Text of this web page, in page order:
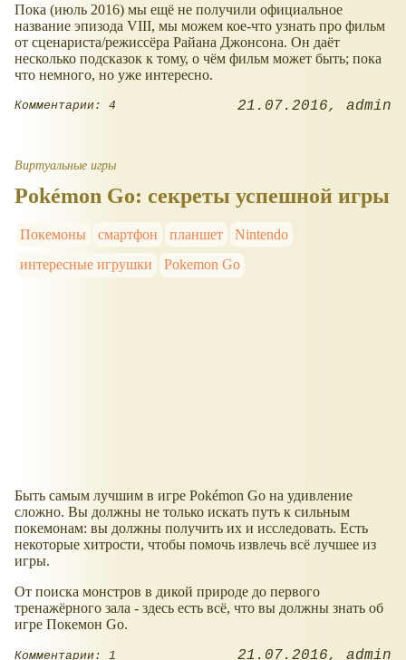
Пока (июль 2016) мы ещё не получили официальное
название эпизода VIII, мы можем кое-что узнать про фильм
от сценариста/режиссёра Райана Джонсона. Он даёт
несколько подсказок к тому, о чём фильм может быть; пока
что немного, но уже интересно.
Комментарии: 4 21.07.2016 admin
Виртуальные игры
Pokémon Go: секреты успешной игры
Покемоны смартфон планшет
Nintendo
интересные игрушки
Pokemon Go
Быть самым лучшим в игре Pokémon Go на удивление
сложно. Вы должны не только искать путь к сильным
покемонам: вы должны получить их и исследовать. Есть
некоторые хитрости, чтобы помочь извлечь всё лучшее из
игры.
От поиска монстров в дикой природе до первого
тренажёрного зала - здесь есть всё, что вы должны знать об
игре Покемон Go.
Комментарии: 1 21.07.2016 admin